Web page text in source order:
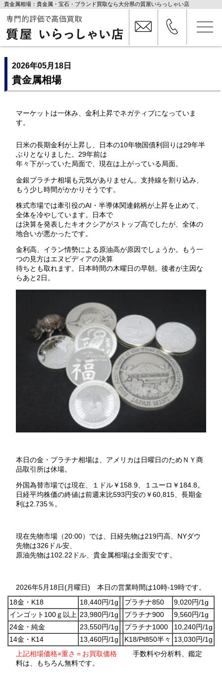
貴金属相場：貴金属・宝石・ブランド買取なら大分県の質屋いらっしゃい店
2026年05月18日
貴金属相場
マーケットは一休み、金利上昇でネガティブになっていま
す。
日米の長期金利が上昇し、日本の10年物国債利回りは29年半
ぶりとなりました。29年前は
年々下がっていた局面で、現在は上がっている局面。
金銀プラチナ相場も元気がありません。支持線を割り込み、
もう少し時間がかかりそうです。
株式市場では牽引役のAI・半導体関連銘柄が上昇を止めて、
全体を冷やしています。日本で
は決算を発表したキオクシアがストップ高でしたが、全体の
地合いが悪かったです。
金利高、イラン情勢による原油高が原因でしょうか。もう一
つの見方はエヌビディアの決算
待ちとも取れます。日本時間の木曜日の早朝。後者が主因な
らあと2日。
本日の金・プラチナ相場は、アメリカは日曜日のためＮＹ商
品取引所は休場。
外国為替市場では現在、１ドル￥158.9、１ユーロ￥184.8。
日経平均株価の終値は前週末比593円安の￥60,815、長期金
利は2.735％。
現在先物市場（20:00）では、日経先物は219円高、NYダウ
先物は326ドル安、
原油先物は102.22ドル、貴金属相場は全面安です。
2026年5月18日(月曜日) 本日の営業時間は10時-19時です。
18金・K18
18,440円/1g プラチナ850
9,020円/1g
インゴット100ｇ以上 23,980円/1g プラチナ900
9,560円/1g
24金・純金
23,550円/1g プラチナ1000
10,240円/1g
14金・K14
13,460円/1g K18/Pt850半々
13,030円/1g
上記相場価格×重さ＝お買取価格手数料や分析料、鑑定
料は、もちろん無料です。